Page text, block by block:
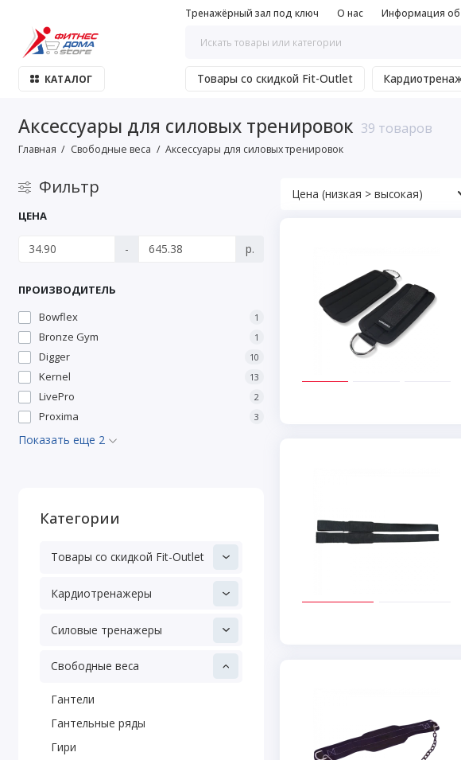
Тренажёрный зал под ключ О нас Информация об
КАТАЛОГ Товары со скидкой Fit-Outlet
Аксессуары для силовых тренировок 39 товаров
Главная Свободные веса Аксессуары для силовых тренировок
Фильтр
ЦЕНА
- р.
ПРОИЗВОДИТЕЛЬ
Bowflex
1
Bronze Gym 1
Digger 10
Kernel 13
LivePro 2
Proxima 3
Показать еще 2
Категории
Товары со скидкой Fit-Outlet
Кардиотренажеры
Силовые тренажеры
Свободные веса
Гантели
Гантельные ряды
Гири